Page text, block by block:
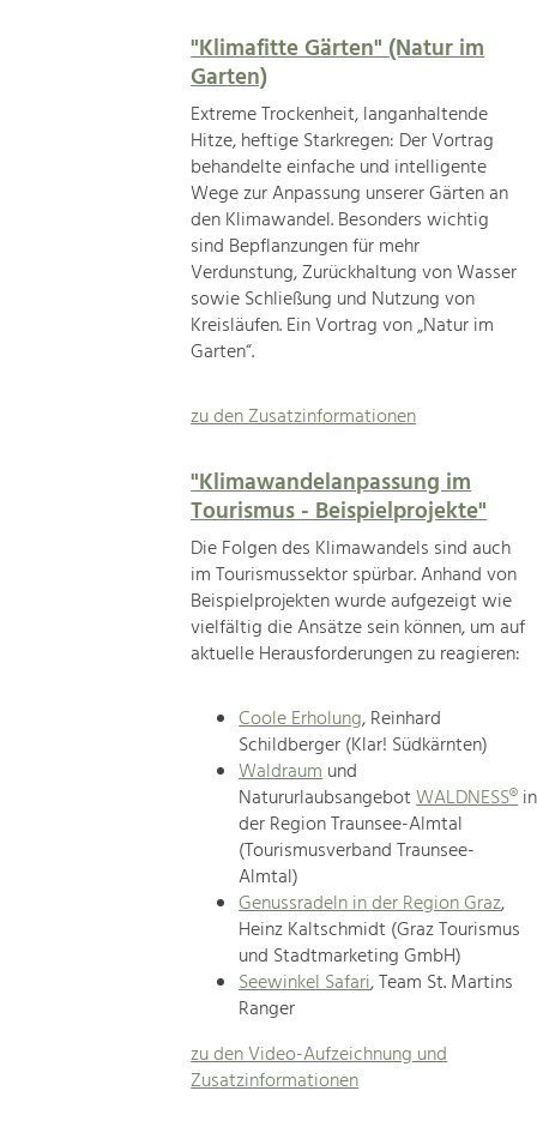
"Klimafitte Gärten" (Natur im
Garten)
Extreme Trockenheit, langanhaltende
Hitze, heftige Starkregen: Der Vortrag
behandelte einfache und intelligente
Wege zur Anpassung unserer Gärten an
den Klimawandel. Besonders wichtig
sind Bepflanzungen für mehr
Verdunstung, Zurückhaltung von Wasser
sowie Schließung und Nutzung von
Kreisläufen. Ein Vortrag von „Natur im
Garten“.
zu den Zusatzinformationen
"Klimawandelanpassung im
Tourismus - Beispielprojekte"
Die Folgen des Klimawandels sind auch
im Tourismussektor spürbar. Anhand von
Beispielprojekten wurde aufgezeigt wie
vielfältig die Ansätze sein können, um auf
aktuelle Herausforderungen zu reagieren:
Coole Erholung, Reinhard
Schildberger (Klar! Südkärnten)
Waldraumund
NatururlaubsangebotWALDNESS®in
der Region Traunsee-Almtal
(Tourismusverband Traunsee-
Almtal)
Genussradeln in der Region Graz,
Heinz Kaltschmidt (Graz Tourismus
und Stadtmarketing GmbH)
Seewinkel Safari, Team St. Martins
Ranger
zu den Video-Aufzeichnung und
Zusatzinformationen